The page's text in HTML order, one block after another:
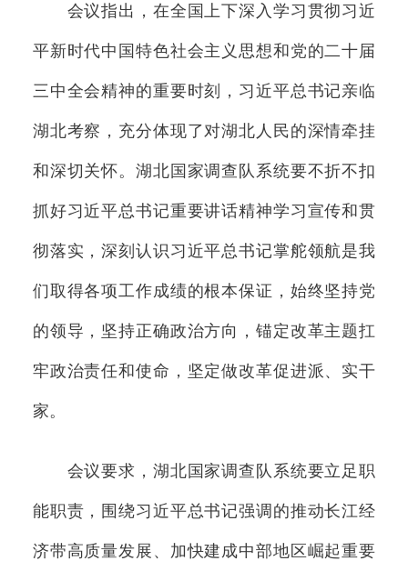
会议指出，在全国上下深入学习贯彻习近
平新时代中国特色社会主义思想和党的二十届
三中全会精神的重要时刻，习近平总书记亲临
湖北考察，充分体现了对湖北人民的深情牵挂
和深切关怀。湖北国家调查队系统要不折不扣
抓好习近平总书记重要讲话精神学习宣传和贯
彻落实，深刻认识习近平总书记掌舵领航是我
们取得各项工作成绩的根本保证，始终坚持党
的领导，坚持正确政治方向，锚定改革主题扛
牢政治责任和使命，坚定做改革促进派、实干
家。
会议要求，湖北国家调查队系统要立足职
能职责，围绕习近平总书记强调的推动长江经
济带高质量发展、加快建成中部地区崛起重要